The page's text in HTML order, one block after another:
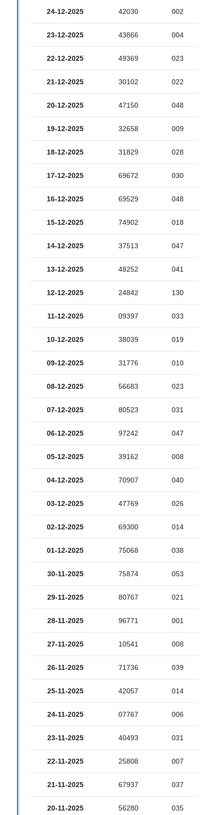
24-12-2025 42030 002
23-12-2025 43866 004
22-12-2025 49369 023
21-12-2025 30102 022
20-12-2025 47150 048
19-12-2025 32658 009
18-12-2025 31829 028
17-12-2025 69672 030
16-12-2025 69529 048
15-12-2025 74902 018
14-12-2025 37513 047
13-12-2025 48252 041
12-12-2025 24842 130
11-12-2025 09397 033
10-12-2025 38039 019
09-12-2025 31776 010
08-12-2025 56683 023
07-12-2025 80523 031
06-12-2025 97242 047
05-12-2025 39162 008
04-12-2025 70907 040
03-12-2025 47769 026
02-12-2025 69300 014
01-12-2025 75068 038
30-11-2025 75874 053
29-11-2025 80767 021
28-11-2025 96771 001
27-11-2025 10541 008
26-11-2025 71736 039
25-11-2025 42057 014
24-11-2025 07767 006
23-11-2025 40493 031
22-11-2025 25808 007
21-11-2025 67937 037
20-11-2025 56280 035